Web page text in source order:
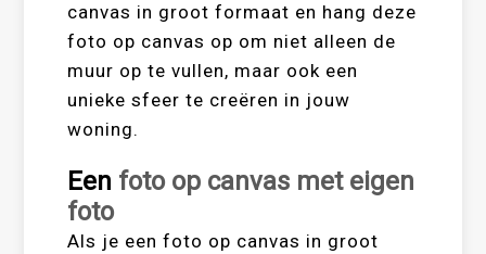
canvas in groot formaat en hang deze
foto op canvas op om niet alleen de
muur op te vullen, maar ook een
unieke sfeer te creëren in jouw
woning.
Een foto op canvas met eigen
foto
Als je een foto op canvas in groot